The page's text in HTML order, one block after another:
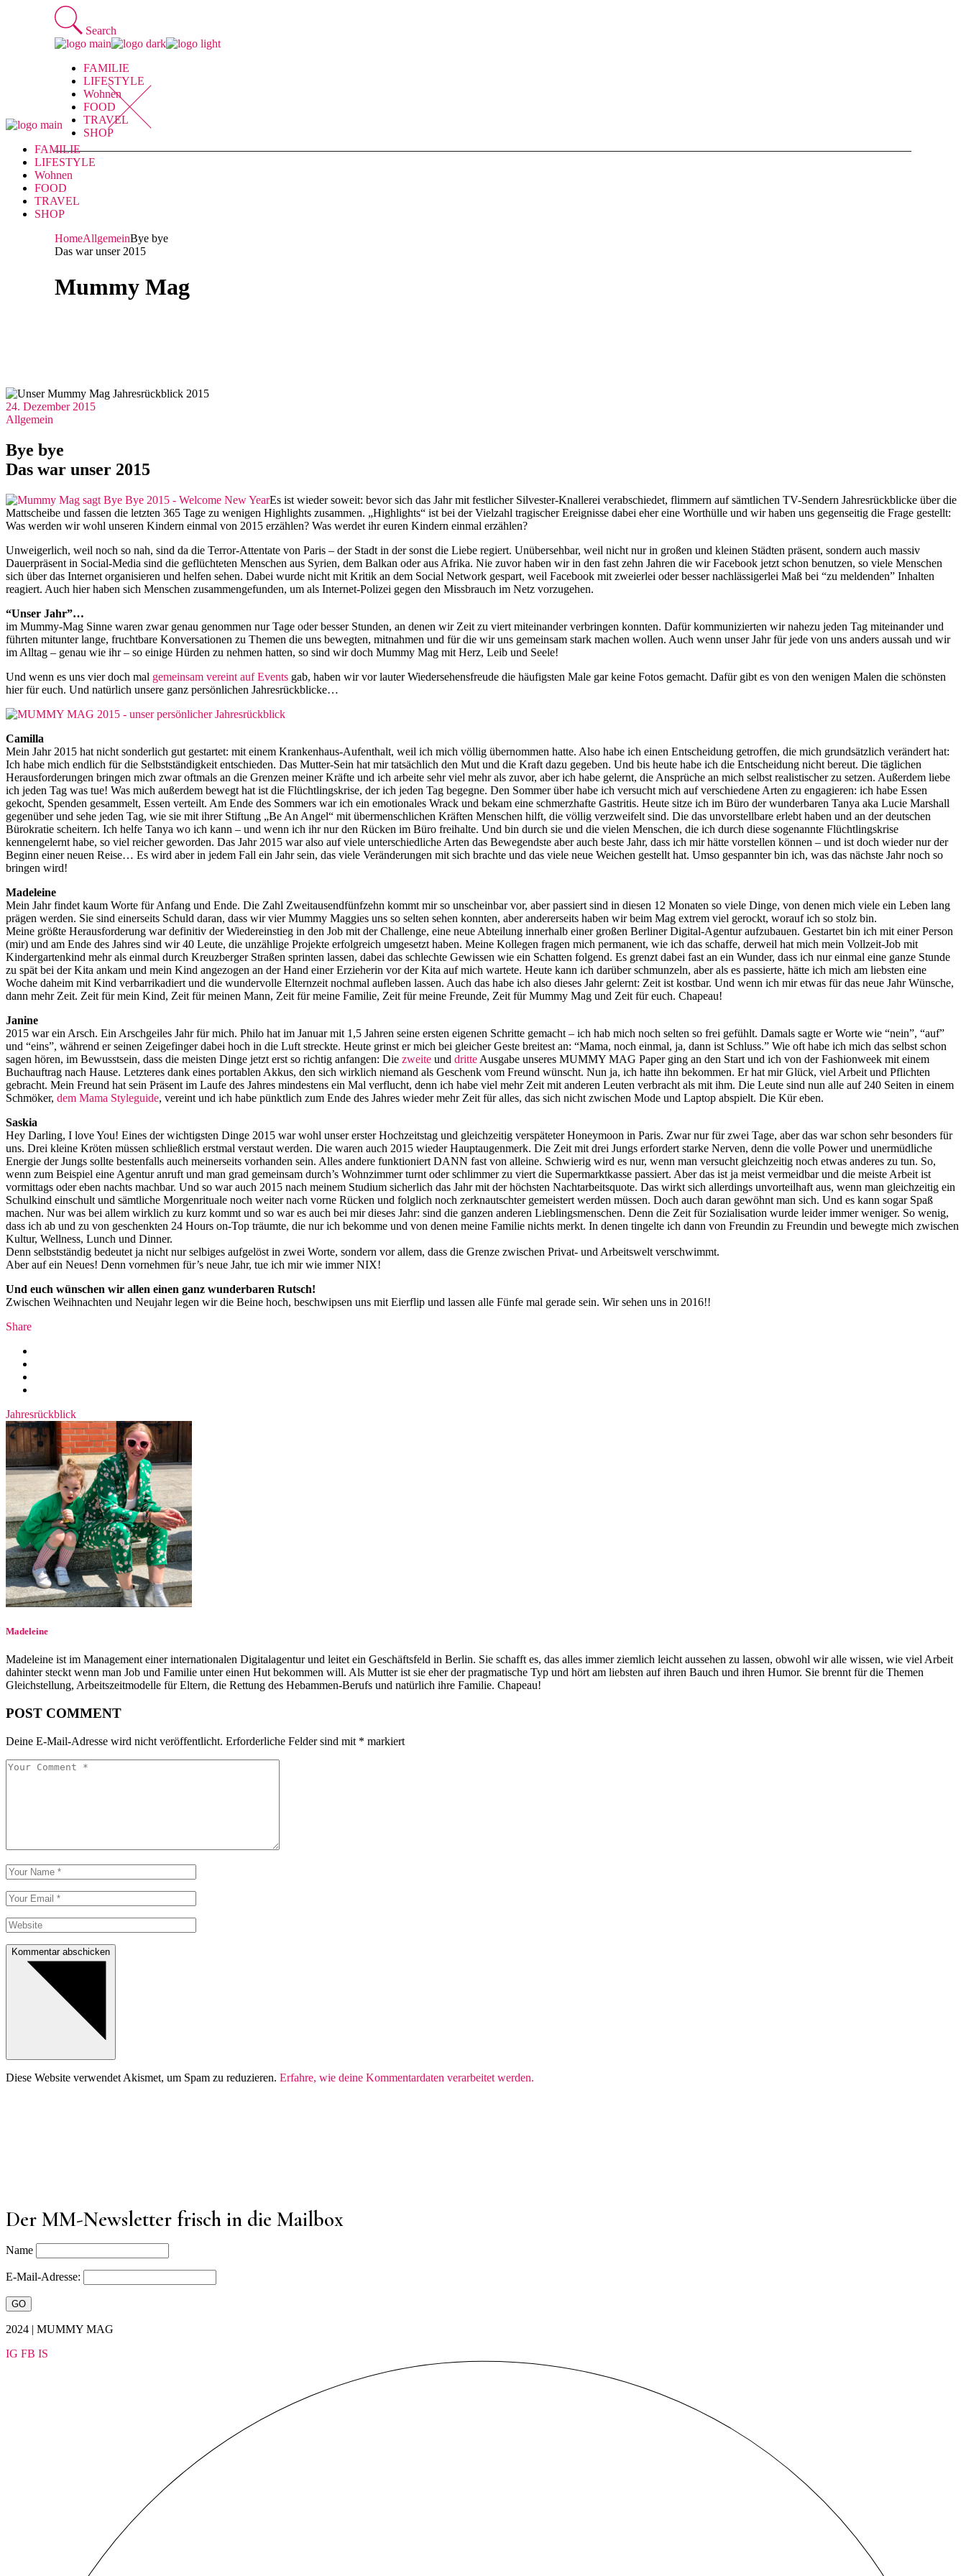
Search
FAMILIE
LIFESTYLE
Wohnen
FOOD
TRAVEL
SHOP
FAMILIE
LIFESTYLE
Wohnen
FOOD
TRAVEL
SHOP
HomeAllgemeinBye bye
Das war unser 2015
Mummy Mag
24. Dezember 2015
Allgemein
Bye bye
Das war unser 2015
Es ist wieder soweit: bevor sich das Jahr mit festlicher Silvester-Knallerei verabschiedet, flimmern auf sämtlichen TV-Sendern Jahresrückblicke über die
Mattscheibe und fassen die letzten 365 Tage zu wenigen Highlights zusammen. „Highlights“ ist bei der Vielzahl tragischer Ereignisse dabei eher eine Worthülle und wir haben uns gegenseitig die Frage gestellt:
Was werden wir wohl unseren Kindern einmal von 2015 erzählen? Was werdet ihr euren Kindern einmal erzählen?
Unweigerlich, weil noch so nah, sind da die Terror-Attentate von Paris – der Stadt in der sonst die Liebe regiert. Unübersehbar, weil nicht nur in großen und kleinen Städten präsent, sondern auch massiv
Dauerpräsent in Social-Media sind die geflüchteten Menschen aus Syrien, dem Balkan oder aus Afrika. Nie zuvor haben wir in den fast zehn Jahren die wir Facebook jetzt schon benutzen, so viele Menschen
sich über das Internet organisieren und helfen sehen. Dabei wurde nicht mit Kritik an dem Social Network gespart, weil Facebook mit zweierlei oder besser nachlässigerlei Maß bei “zu meldenden” Inhalten
reagiert. Auch hier haben sich Menschen zusammengefunden, um als Internet-Polizei gegen den Missbrauch im Netz vorzugehen.
“Unser Jahr”…
im Mummy-Mag Sinne waren zwar genau genommen nur Tage oder besser Stunden, an denen wir Zeit zu viert miteinander verbringen konnten. Dafür kommunizierten wir nahezu jeden Tag miteinander und
führten mitunter lange, fruchtbare Konversationen zu Themen die uns bewegten, mitnahmen und für die wir uns gemeinsam stark machen wollen. Auch wenn unser Jahr für jede von uns anders aussah und wir
im Alltag – genau wie ihr – so einige Hürden zu nehmen hatten, so sind wir doch Mummy Mag mit Herz, Leib und Seele!
Und wenn es uns vier doch mal gemeinsam vereint auf Events gab, haben wir vor lauter Wiedersehensfreude die häufigsten Male gar keine Fotos gemacht. Dafür gibt es von den wenigen Malen die schönsten
hier für euch. Und natürlich unsere ganz persönlichen Jahresrückblicke…
Camilla
Mein Jahr 2015 hat nicht sonderlich gut gestartet: mit einem Krankenhaus-Aufenthalt, weil ich mich völlig übernommen hatte. Also habe ich einen Entscheidung getroffen, die mich grundsätzlich verändert hat:
Ich habe mich endlich für die Selbstständigkeit entschieden. Das Mutter-Sein hat mir tatsächlich den Mut und die Kraft dazu gegeben. Und bis heute habe ich die Entscheidung nicht bereut. Die täglichen
Herausforderungen bringen mich zwar oftmals an die Grenzen meiner Kräfte und ich arbeite sehr viel mehr als zuvor, aber ich habe gelernt, die Ansprüche an mich selbst realistischer zu setzen. Außerdem liebe
ich jeden Tag was tue! Was mich außerdem bewegt hat ist die Flüchtlingskrise, der ich jeden Tag begegne. Den Sommer über habe ich versucht mich auf verschiedene Arten zu engagieren: ich habe Essen
gekocht, Spenden gesammelt, Essen verteilt. Am Ende des Sommers war ich ein emotionales Wrack und bekam eine schmerzhafte Gastritis. Heute sitze ich im Büro der wunderbaren Tanya aka Lucie Marshall
gegenüber und sehe jeden Tag, wie sie mit ihrer Stiftung „Be An Angel“ mit übermenschlichen Kräften Menschen hilft, die völlig verzweifelt sind. Die das unvorstellbare erlebt haben und an der deutschen
Bürokratie scheitern. Ich helfe Tanya wo ich kann – und wenn ich ihr nur den Rücken im Büro freihalte. Und bin durch sie und die vielen Menschen, die ich durch diese sogenannte Flüchtlingskrise
kennengelernt habe, so viel reicher geworden. Das Jahr 2015 war also auf viele unterschiedliche Arten das Bewegendste aber auch beste Jahr, dass ich mir hätte vorstellen können – und ist doch wieder nur der
Beginn einer neuen Reise… Es wird aber in jedem Fall ein Jahr sein, das viele Veränderungen mit sich brachte und das viele neue Weichen gestellt hat. Umso gespannter bin ich, was das nächste Jahr noch so
bringen wird!
Madeleine
Mein Jahr findet kaum Worte für Anfang und Ende. Die Zahl Zweitausendfünfzehn kommt mir so unscheinbar vor, aber passiert sind in diesen 12 Monaten so viele Dinge, von denen mich viele ein Leben lang
prägen werden. Sie sind einerseits Schuld daran, dass wir vier Mummy Maggies uns so selten sehen konnten, aber andererseits haben wir beim Mag extrem viel gerockt, worauf ich so stolz bin.
Meine größte Herausforderung war definitiv der Wiedereinstieg in den Job mit der Challenge, eine neue Abteilung innerhalb einer großen Berliner Digital-Agentur aufzubauen. Gestartet bin ich mit einer Person
(mir) und am Ende des Jahres sind wir 40 Leute, die unzählige Projekte erfolgreich umgesetzt haben. Meine Kollegen fragen mich permanent, wie ich das schaffe, derweil hat mich mein Vollzeit-Job mit
Kindergartenkind mehr als einmal durch Kreuzberger Straßen sprinten lassen, dabei das schlechte Gewissen wie ein Schatten folgend. Es grenzt dabei fast an ein Wunder, dass ich nur einmal eine ganze Stunde
zu spät bei der Kita ankam und mein Kind angezogen an der Hand einer Erzieherin vor der Kita auf mich wartete. Heute kann ich darüber schmunzeln, aber als es passierte, hätte ich mich am liebsten eine
Woche daheim mit Kind verbarrikadiert und die wundervolle Elternzeit nochmal aufleben lassen. Auch das habe ich also dieses Jahr gelernt: Zeit ist kostbar. Und wenn ich mir etwas für das neue Jahr Wünsche,
dann mehr Zeit. Zeit für mein Kind, Zeit für meinen Mann, Zeit für meine Familie, Zeit für meine Freunde, Zeit für Mummy Mag und Zeit für euch. Chapeau!
Janine
2015 war ein Arsch. Ein Arschgeiles Jahr für mich. Philo hat im Januar mit 1,5 Jahren seine ersten eigenen Schritte gemacht – ich hab mich noch selten so frei gefühlt. Damals sagte er Worte wie “nein”, “auf”
und “eins”, während er seinen Zeigefinger dabei hoch in die Luft streckte. Heute grinst er mich bei gleicher Geste breitest an: “Mama, noch einmal, ja, dann ist Schluss.” Wie oft habe ich mich das selbst schon
sagen hören, im Bewusstsein, dass die meisten Dinge jetzt erst so richtig anfangen: Die zweite und dritte Ausgabe unseres MUMMY MAG Paper ging an den Start und ich von der Fashionweek mit einem
Buchauftrag nach Hause. Letzteres dank eines portablen Akkus, den sich wirklich niemand als Geschenk vom Freund wünscht. Nun ja, ich hatte ihn bekommen. Er hat mir Glück, viel Arbeit und Pflichten
gebracht. Mein Freund hat sein Präsent im Laufe des Jahres mindestens ein Mal verflucht, denn ich habe viel mehr Zeit mit anderen Leuten verbracht als mit ihm. Die Leute sind nun alle auf 240 Seiten in einem
Schmöker, dem Mama Styleguide, vereint und ich habe pünktlich zum Ende des Jahres wieder mehr Zeit für alles, das sich nicht zwischen Mode und Laptop abspielt. Die Kür eben.
Saskia
Hey Darling, I love You! Eines der wichtigsten Dinge 2015 war wohl unser erster Hochzeitstag und gleichzeitig verspäteter Honeymoon in Paris. Zwar nur für zwei Tage, aber das war schon sehr besonders für
uns. Drei kleine Kröten müssen schließlich erstmal verstaut werden. Die waren auch 2015 wieder Hauptaugenmerk. Die Zeit mit drei Jungs erfordert starke Nerven, denn die volle Power und unermüdliche
Energie der Jungs sollte bestenfalls auch meinerseits vorhanden sein. Alles andere funktioniert DANN fast von alleine. Schwierig wird es nur, wenn man versucht gleichzeitig noch etwas anderes zu tun. So,
wenn zum Beispiel eine Agentur anruft und man grad gemeinsam durch’s Wohnzimmer turnt oder schlimmer zu viert die Supermarktkasse passiert. Aber das ist ja meist vermeidbar und die meiste Arbeit ist
vormittags oder eben nachts machbar. Und so war auch 2015 nach meinem Studium sicherlich das Jahr mit der höchsten Nachtarbeitsquote. Das wirkt sich allerdings unvorteilhaft aus, wenn man gleichzeitig ein
Schulkind einschult und sämtliche Morgenrituale noch weiter nach vorne Rücken und folglich noch zerknautschter gemeistert werden müssen. Doch auch daran gewöhnt man sich. Und es kann sogar Spaß
machen. Nur was bei allem wirklich zu kurz kommt und so war es auch bei mir dieses Jahr: sind die ganzen anderen Lieblingsmenschen. Denn die Zeit für Sozialisation wurde leider immer weniger. So wenig,
dass ich ab und zu von geschenkten 24 Hours on-Top träumte, die nur ich bekomme und von denen meine Familie nichts merkt. In denen tingelte ich dann von Freundin zu Freundin und bewegte mich zwischen
Kultur, Wellness, Lunch und Dinner.
Denn selbstständig bedeutet ja nicht nur selbiges aufgelöst in zwei Worte, sondern vor allem, dass die Grenze zwischen Privat- und Arbeitswelt verschwimmt.
Aber auf ein Neues! Denn vornehmen für’s neue Jahr, tue ich mir wie immer NIX!
Und euch wünschen wir allen einen ganz wunderbaren Rutsch!
Zwischen Weihnachten und Neujahr legen wir die Beine hoch, beschwipsen uns mit Eierflip und lassen alle Fünfe mal gerade sein. Wir sehen uns in 2016!!
Share
Jahresrückblick
Madeleine
Madeleine ist im Management einer internationalen Digitalagentur und leitet ein Geschäftsfeld in Berlin. Sie schafft es, das alles immer ziemlich leicht aussehen zu lassen, obwohl wir alle wissen, wie viel Arbeit
dahinter steckt wenn man Job und Familie unter einen Hut bekommen will. Als Mutter ist sie eher der pragmatische Typ und hört am liebsten auf ihren Bauch und ihren Humor. Sie brennt für die Themen
Gleichstellung, Arbeitszeitmodelle für Eltern, die Rettung des Hebammen-Berufs und natürlich ihre Familie. Chapeau!
POST COMMENT
Deine E-Mail-Adresse wird nicht veröffentlicht. Erforderliche Felder sind mit * markiert
Kommentar abschicken
Diese Website verwendet Akismet, um Spam zu reduzieren. Erfahre, wie deine Kommentardaten verarbeitet werden.
Der MM-Newsletter frisch in die Mailbox
Name
E-Mail-Adresse:
2024 | MUMMY MAG
IG FB IS